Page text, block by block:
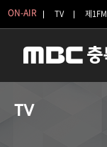
ON-AIR TV 제1FM
TV